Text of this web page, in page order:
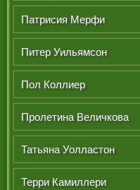
Патрисия Мерфи
Питер Уильямсон
Пол Коллиер
Пролетина Величкова
Татьяна Уолластон
Терри Камиллери